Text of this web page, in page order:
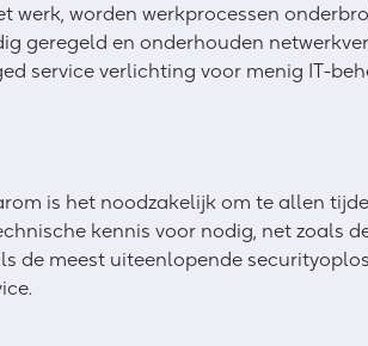
werk, worden werkprocessen
geregeld en onderhouden
service verlichting voor menig IT-
is het noodzakelijk om te allen
kennis voor nodig, net zoals
de meest uiteenlopende